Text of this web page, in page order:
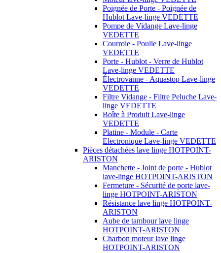
Poignée de Porte - Poignée de
Hublot Lave-linge VEDETTE
Pompe de Vidange Lave-linge
VEDETTE
Courroie - Poulie Lave-linge
VEDETTE
Porte - Hublot - Verre de Hublot
Lave-linge VEDETTE
Électrovanne - Aquastop Lave-linge
VEDETTE
Filtre Vidange - Filtre Peluche Lave-
linge VEDETTE
Boîte à Produit Lave-linge
VEDETTE
Platine - Module - Carte
Electronique Lave-linge VEDETTE
Pièces détachées lave linge HOTPOINT-
ARISTON
Manchette - Joint de porte - Hublot
lave-linge HOTPOINT-ARISTON
Fermeture - Sécurité de porte lave-
linge HOTPOINT-ARISTON
Résistance lave linge HOTPOINT-
ARISTON
Aube de tambour lave linge
HOTPOINT-ARISTON
Charbon moteur lave linge
HOTPOINT-ARISTON